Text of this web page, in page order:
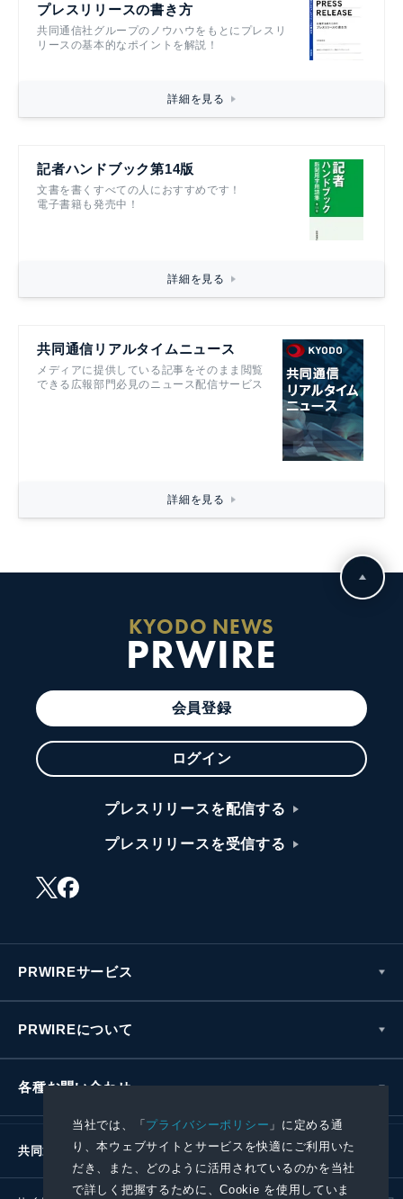
当社では、「プライバシーポリシー 」に定める通
り、本ウェブサイトとサービスを快適にご利用いた
だき、また、どのように活用されているのかを当社
で詳しく把握するために、Cookie を使用していま
プレスリリースの書き方
共同通信社グループのノウハウをもとにプレスリ
リースの基本的なポイントを解説！
詳細を見る
記者ハンドブック第14版
文書を書くすべての人におすすめです！
電子書籍も発売中！
詳細を見る
共同通信リアルタイムニュース
メディアに提供している記事をそのまま閲覧
できる広報部門必見のニュース配信サービス
詳細を見る
KYODO NEWS
PRWIRE
会員登録
ログイン
プレスリリースを配信する
プレスリリースを受信する
PRWIREサービス
PRWIREについて
各種お問い合わせ
共同通信社グループ